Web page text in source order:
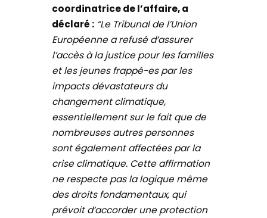
coordinatrice de l’affaire, a
déclaré : “Le Tribunal de l’Union
Européenne a refusé d’assurer
l’accès à la justice pour les familles
et les jeunes frappé-es par les
impacts dévastateurs du
changement climatique,
essentiellement sur le fait que de
nombreuses autres personnes
sont également affectées par la
crise climatique. Cette affirmation
ne respecte pas la logique même
des droits fondamentaux, qui
prévoit d’accorder une protection